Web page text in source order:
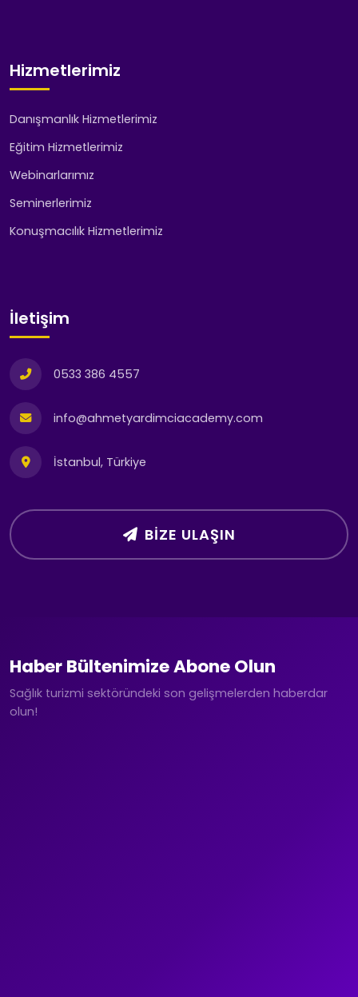
Hizmetlerimiz
Danışmanlık Hizmetlerimiz
Eğitim Hizmetlerimiz
Webinarlarımız
Seminerlerimiz
Konuşmacılık Hizmetlerimiz
İletişim
0533 386 4557
info@ahmetyardimciacademy.com
İstanbul, Türkiye
BIZE ULAŞIN
Haber Bültenimize Abone Olun
Sağlık turizmi sektöründeki son gelişmelerden haberdar
olun!